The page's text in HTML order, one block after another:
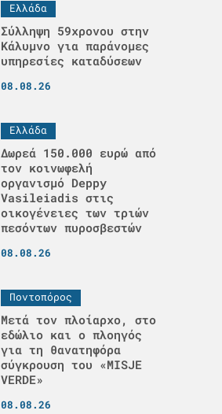
Ελλάδα
Σύλληψη 59χρονου στην
Κάλυμνο για παράνομες
υπηρεσίες καταδύσεων
08.08.26
Ελλάδα
Δωρεά 150.000 ευρώ από
τον κοινωφελή
οργανισμό Deppy
Vasileiadis στις
οικογένειες των τριών
πεσόντων πυροσβεστών
08.08.26
Ποντοπόρος
Μετά τον πλοίαρχο, στο
εδώλιο και ο πλοηγός
για τη θανατηφόρα
σύγκρουση του «MISJE
VERDE»
08.08.26